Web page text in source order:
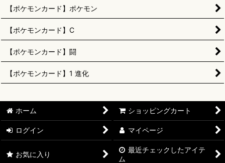
【ポケモンカード】ポケモン
【ポケモンカード】C
【ポケモンカード】闘
【ポケモンカード】1 進化
ホーム ショッピングカート
ログイン マイページ
お気に入り
最近チェックしたアイテ
ム